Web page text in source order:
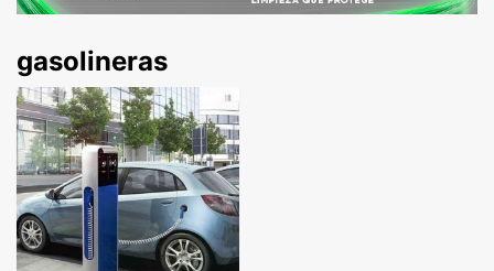
gasolineras